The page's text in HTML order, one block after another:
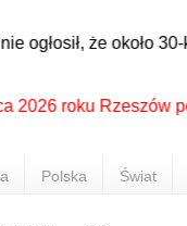
że około
roku Rzeszów
Polska Świat